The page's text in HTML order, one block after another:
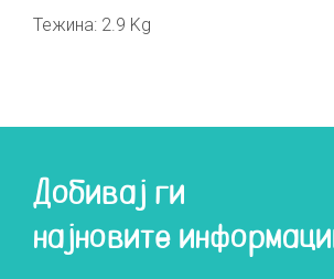
Тежина: 2.9 Kg
Добивај ги
најновите